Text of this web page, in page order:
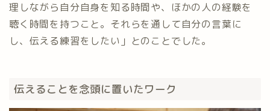
理しながら自分自身を知る時間や、ほかの人の経験を
聴く時間を持つこと。それらを通して自分の言葉に
し、伝える練習をしたい」とのことでした。
伝えることを念頭に置いたワーク